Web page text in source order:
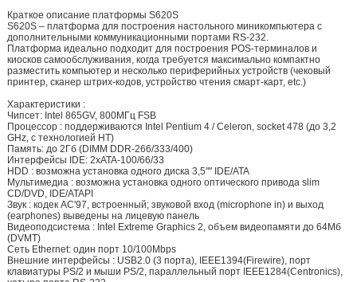
Краткое описание платформы S620S
S620S – платформа для построения настольного миникомпьютера с
дополнительными коммуникационными портами RS-232.
Платформа идеально подходит для построения POS-терминалов и
киосков самообслуживания, когда требуется максимально компактно
разместить компьютер и несколько периферийных устройств (чековый
принтер, сканер штрих-кодов, устройство чтения смарт-карт, etc.)
Характеристики :
Чипсет: Intel 865GV, 800МГц FSB
Процессор : поддерживаются Intel Pentium 4 / Celeron, socket 478 (до 3,2
GHz, с технологией HT)
Память: до 2Гб (DIMM DDR-266/333/400)
Интерфейсы IDE: 2хATA-100/66/33
HDD : возможна установка одного диска 3,5"" IDE/ATA
Мультимедиа : возможна установка одного оптического привода slim
СD/DVD, IDE/ATAPI
Звук : кодек AC'97, встроенный; звуковой вход (microphone in) и выход
(earphones) выведены на лицевую панель
Видеоподсистема : Intel Extreme Graphics 2, объем видеопамяти до 64Мб
(DVMT)
Сеть Ethernet: один порт 10/100Mbps
Внешние интерфейсы : USB2.0 (3 порта), IEEE1394(Firewire), порт
клавиатуры PS/2 и мыши PS/2, параллельный порт IEEE1284(Centronics),